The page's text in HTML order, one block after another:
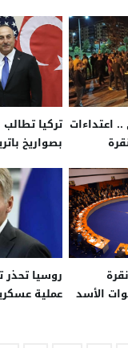
اعتداءات تركيا تطالب
بصواريخ
الأسد
روسيا تحذر
عملية